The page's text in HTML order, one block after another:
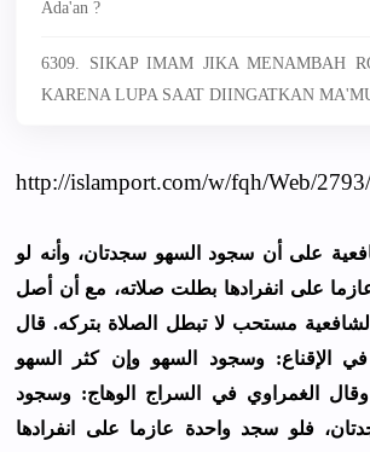
Ada'an ?
6309. SIKAP IMAM JIKA MENAMBAH
KARENA LUPA SAAT DIINGATKAN
http://islamport.com/w/fqh/Web/
ﻋﻠﻰ ﺃﻥ ﺳﺠﻮﺩ ﺍﻟﺴﻬﻮ ﺳﺠﺪﺗﺎﻥ، ﻭﺃﻧﻪ ﻟﻮ
ﻋﻠﻰ ﺍﻧﻔﺮﺍﺩﻫﺎ ﺑﻄﻠﺖ ﺻﻼﺗﻪ، ﻣﻊ ﺃﻥ ﺃﺻﻞ
ﻣﺴﺘﺤﺐ ﻻ ﺗﺒﻄﻞ ﺍﻟﺼﻼﺓ ﺑﺘﺮﻛﻪ. ﻗﺎﻝ
ﻓﻲ ﺍﻹﻗﻨﺎﻉ: ﻭﺳﺠﻮﺩ ﺍﻟﺴﻬﻮ ﻭﺇﻥ ﻛﺜﺮ ﺍﻟﺴﻬﻮ
ﺍﻟﻐﻤﺮﺍﻭﻱ ﻓﻲ ﺍﻟﺴﺮﺍﺝ ﺍﻟﻮﻫﺎﺝ: ﻭﺳﺠﻮﺩ
ﻓﻠﻮ ﺳﺠﺪ ﻭﺍﺣﺪﺓ ﻋﺎﺯﻣﺎ ﻋﻠﻰ ﺍﻧﻔﺮﺍﺩﻫﺎ